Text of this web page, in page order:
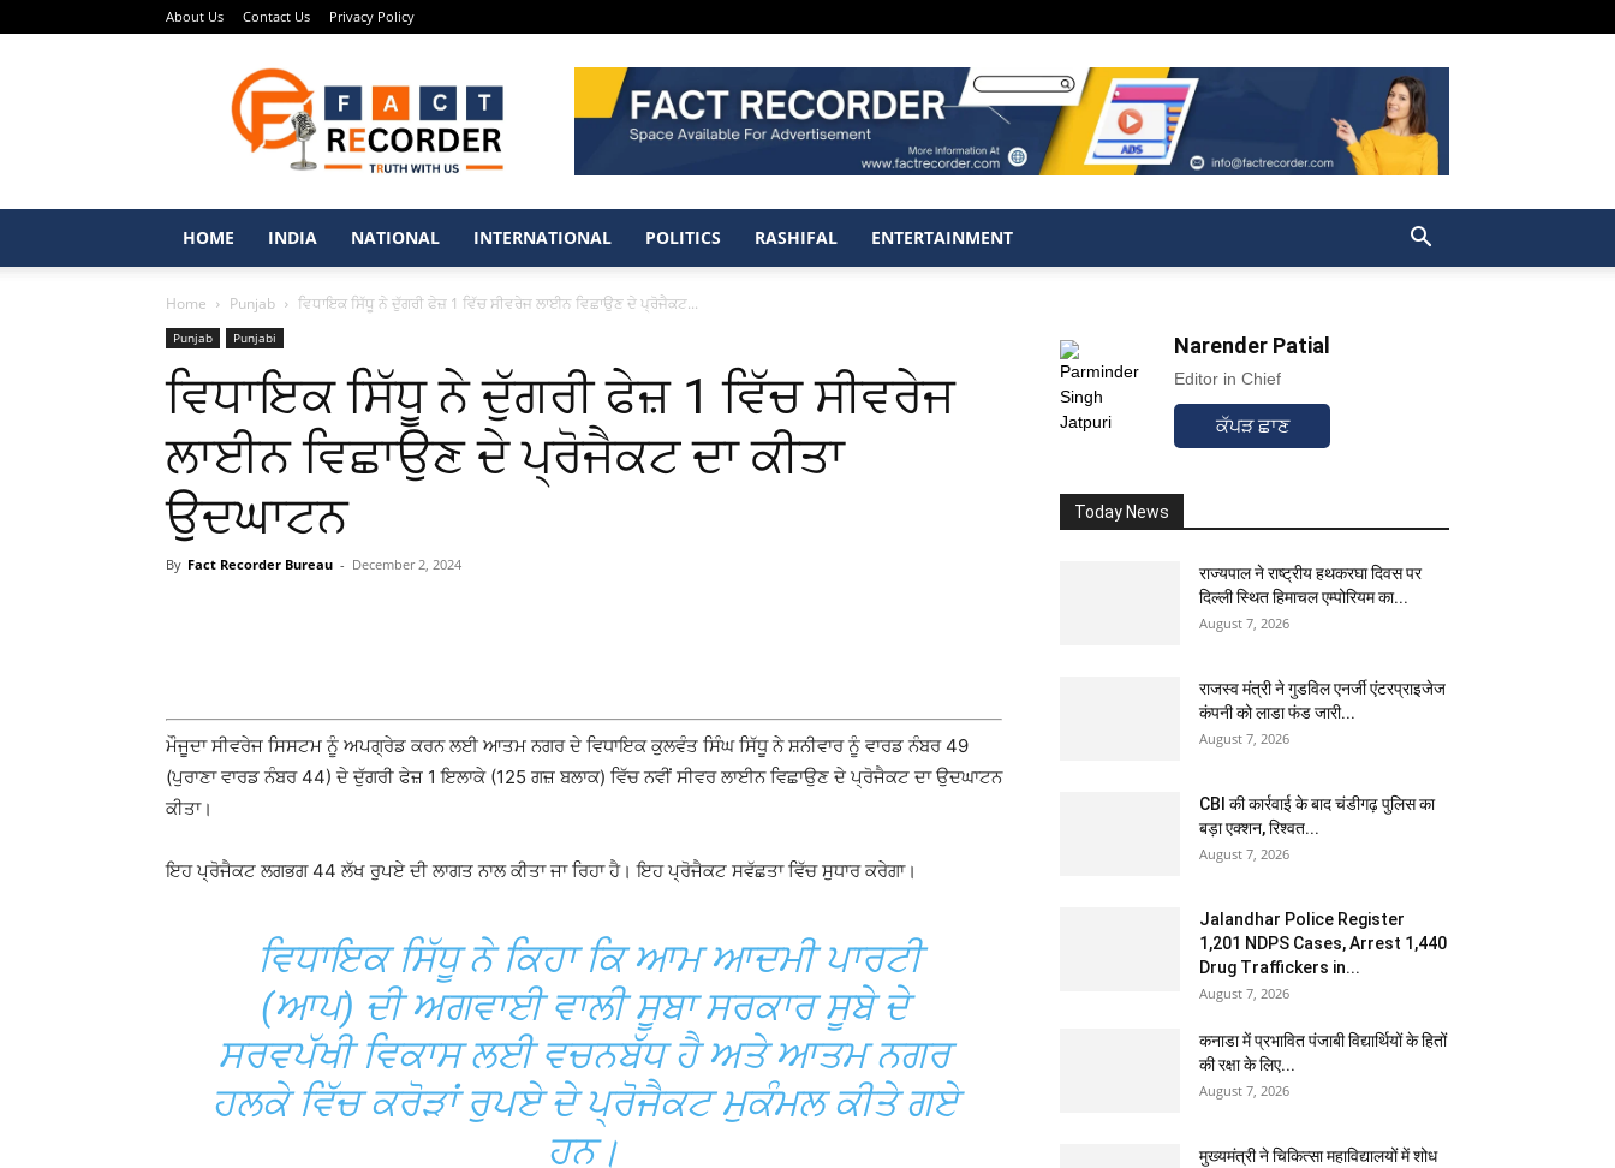
About Us Contact Us Privacy Policy
Recorder
–
Punjabi
News
Portal
HOME
INDIA NATIONAL INTERNATIONAL POLITICS RASHIFAL ENTERTAINMENT
Home Punjab ਵਿਧਾਇਕ ਸਿੱਧੂ ਨੇ ਦੁੱਗਰੀ ਫੇਜ਼ 1 ਵਿੱਚ ਸੀਵਰੇਜ ਲਾਈਨ ਵਿਛਾਉਣ ਦੇ ਪ੍ਰੋਜੈਕਟ...
Punjab Punjabi
ਵਿਧਾਇਕ ਸਿੱਧੂ ਨੇ ਦੁੱਗਰੀ ਫੇਜ਼ 1 ਵਿੱਚ ਸੀਵਰੇਜ
ਲਾਈਨ ਵਿਛਾਉਣ ਦੇ ਪ੍ਰੋਜੈਕਟ ਦਾ ਕੀਤਾ
ਉਦਘਾਟਨ
By Fact Recorder Bureau - December 2, 2024
ਮੌਜੂਦਾ ਸੀਵਰੇਜ ਸਿਸਟਮ ਨੂੰ ਅਪਗ੍ਰੇਡ ਕਰਨ ਲਈ ਆਤਮ ਨਗਰ ਦੇ ਵਿਧਾਇਕ ਕੁਲਵੰਤ ਸਿੰਘ ਸਿੱਧੂ ਨੇ ਸ਼ਨੀਵਾਰ ਨੂੰ ਵਾਰਡ ਨੰਬਰ 49
(ਪੁਰਾਣਾ ਵਾਰਡ ਨੰਬਰ 44) ਦੇ ਦੁੱਗਰੀ ਫੇਜ਼ 1 ਇਲਾਕੇ (125 ਗਜ਼ ਬਲਾਕ) ਵਿੱਚ ਨਵੀਂ ਸੀਵਰ ਲਾਈਨ ਵਿਛਾਉਣ ਦੇ ਪ੍ਰੋਜੈਕਟ ਦਾ ਉਦਘਾਟਨ
ਕੀਤਾ।
ਇਹ ਪ੍ਰੋਜੈਕਟ ਲਗਭਗ 44 ਲੱਖ ਰੁਪਏ ਦੀ ਲਾਗਤ ਨਾਲ ਕੀਤਾ ਜਾ ਰਿਹਾ ਹੈ। ਇਹ ਪ੍ਰੋਜੈਕਟ ਸਵੱਛਤਾ ਵਿੱਚ ਸੁਧਾਰ ਕਰੇਗਾ।
ਵਿਧਾਇਕ ਸਿੱਧੂ ਨੇ ਕਿਹਾ ਕਿ ਆਮ ਆਦਮੀ ਪਾਰਟੀ
(ਆਪ) ਦੀ ਅਗਵਾਈ ਵਾਲੀ ਸੂਬਾ ਸਰਕਾਰ ਸੂਬੇ ਦੇ
ਸਰਵਪੱਖੀ ਵਿਕਾਸ ਲਈ ਵਚਨਬੱਧ ਹੈ ਅਤੇ ਆਤਮ ਨਗਰ
ਹਲਕੇ ਵਿੱਚ ਕਰੋੜਾਂ ਰੁਪਏ ਦੇ ਪ੍ਰੋਜੈਕਟ ਮੁਕੰਮਲ ਕੀਤੇ ਗਏ
ਹਨ।
Narender Patial
Editor in Chief
ਕੱਪੜ ਛਾਣ
Today News
राज्यपाल ने राष्ट्रीय हथकरघा दिवस पर
दिल्ली स्थित हिमाचल एम्पोरियम का...
August 7, 2026
राजस्व मंत्री ने गुडविल एनर्जी एंटरप्राइजेज
कंपनी को लाडा फंड जारी...
August 7, 2026
CBI की कार्रवाई के बाद चंडीगढ़ पुलिस का
बड़ा एक्शन, रिश्वत...
August 7, 2026
Jalandhar Police Register
1,201 NDPS Cases, Arrest 1,440
Drug Traffickers in...
August 7, 2026
कनाडा में प्रभावित पंजाबी विद्यार्थियों के हितों
की रक्षा के लिए...
August 7, 2026
मुख्यमंत्री ने चिकित्सा महाविद्यालयों में शोध